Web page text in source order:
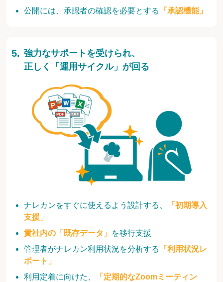
公開には、承認者の確認を必要とする
「承認機能」
ナレカンをすぐに使えるよう設計する、
「初期導入
支援」
貴社内の「既存データ」 を移行支援
管理者がナレカン利用状況を分析する
「利用状況レ
ポート」
利用定着に向けた、
「定期的なZoomミーティン
強力なサポートを受けられ、
正しく「運用サイクル」が回る